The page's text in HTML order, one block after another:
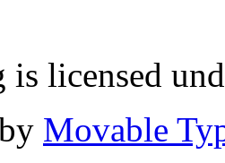
is licensed
Movable